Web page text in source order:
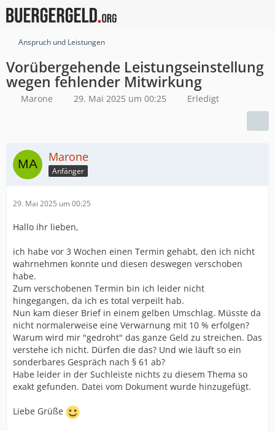
Anspruch und Leistungen
Vorübergehende Leistungseinstellung
wegen fehlender Mitwirkung
Marone 29. Mai 2025 um 00:25 Erledigt
Marone
Anfänger
29. Mai 2025 um 00:25
Hallo ihr lieben,
ich habe vor 3 Wochen einen Termin gehabt, den ich nicht
wahrnehmen konnte und diesen deswegen verschoben
habe.
Zum verschobenen Termin bin ich leider nicht
hingegangen, da ich es total verpeilt hab.
Nun kam dieser Brief in einem gelben Umschlag. Müsste da
nicht normalerweise eine Verwarnung mit 10 % erfolgen?
Warum wird mir "gedroht" das ganze Geld zu streichen. Das
verstehe ich nicht. Dürfen die das? Und wie läuft so ein
sonderbares Gespräch nach § 61 ab?
Habe leider in der Suchleiste nichts zu diesem Thema so
exakt gefunden. Datei vom Dokument wurde hinzugefügt.
Liebe Grüße